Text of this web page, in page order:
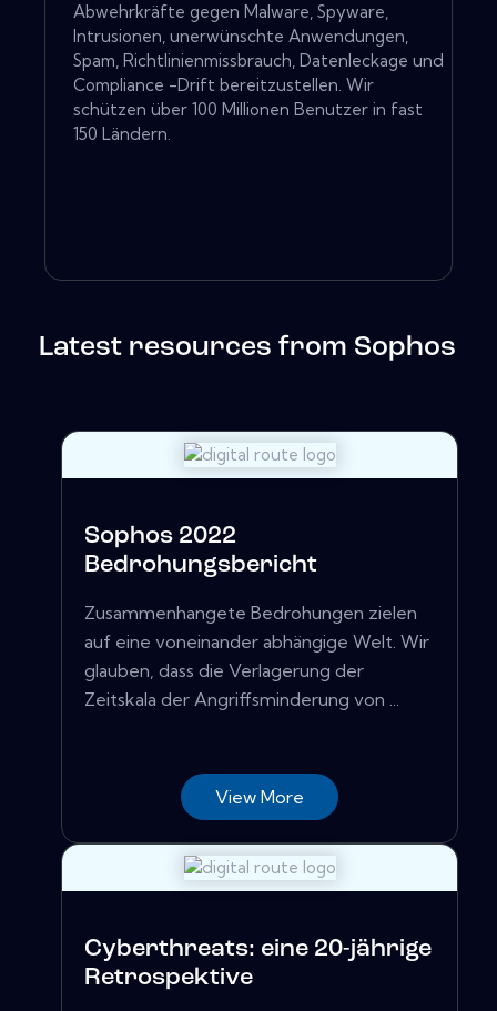
Abwehrkräfte gegen Malware, Spyware,
Intrusionen, unerwünschte Anwendungen,
Spam, Richtlinienmissbrauch, Datenleckage und
Compliance -Drift bereitzustellen. Wir
schützen über 100 Millionen Benutzer in fast
150 Ländern.
Latest resources from Sophos
Sophos 2022
Bedrohungsbericht
Zusammenhangete Bedrohungen zielen
auf eine voneinander abhängige Welt. Wir
glauben, dass die Verlagerung der
Zeitskala der Angriffsminderung von ...
View More
Cyberthreats: eine 20-jährige
Retrospektive